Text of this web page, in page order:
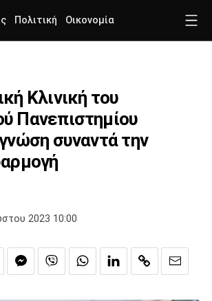
Πολιτική Οικονομία
Κλινική του
Πανεπιστημίου
συναντά την
2023 10:00